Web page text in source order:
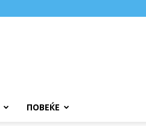
ПОВЕЌЕ